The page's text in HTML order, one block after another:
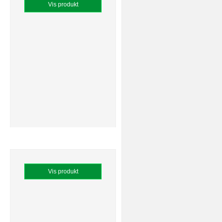
Vis produkt
Vis produkt